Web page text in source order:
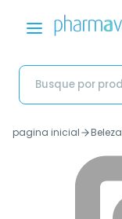
pagina inicial Beleza